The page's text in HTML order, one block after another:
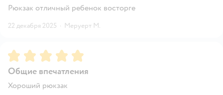
Рюкзак отличный ребенок восторге
22 декабря 2025 · Меруерт М.
Рейтинг:5
Общие впечатления
Хороший рюкзак